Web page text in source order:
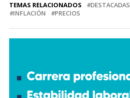
TEMAS RELACIONADOS DESTACADAS
INFLACIÓN
PRECIOS